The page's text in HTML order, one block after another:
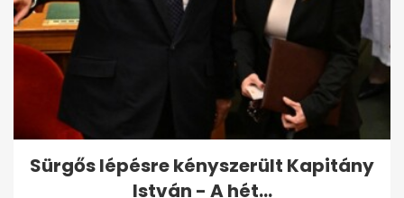
Sürgős lépésre kényszerült Kapitány
István - A hét...